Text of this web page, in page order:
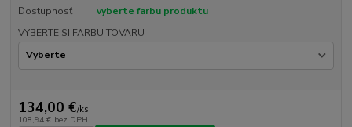
Dostupnosť
vyberte farbu produktu
VYBERTE SI FARBU TOVARU
134,00 €/ks
108,94 € bez DPH